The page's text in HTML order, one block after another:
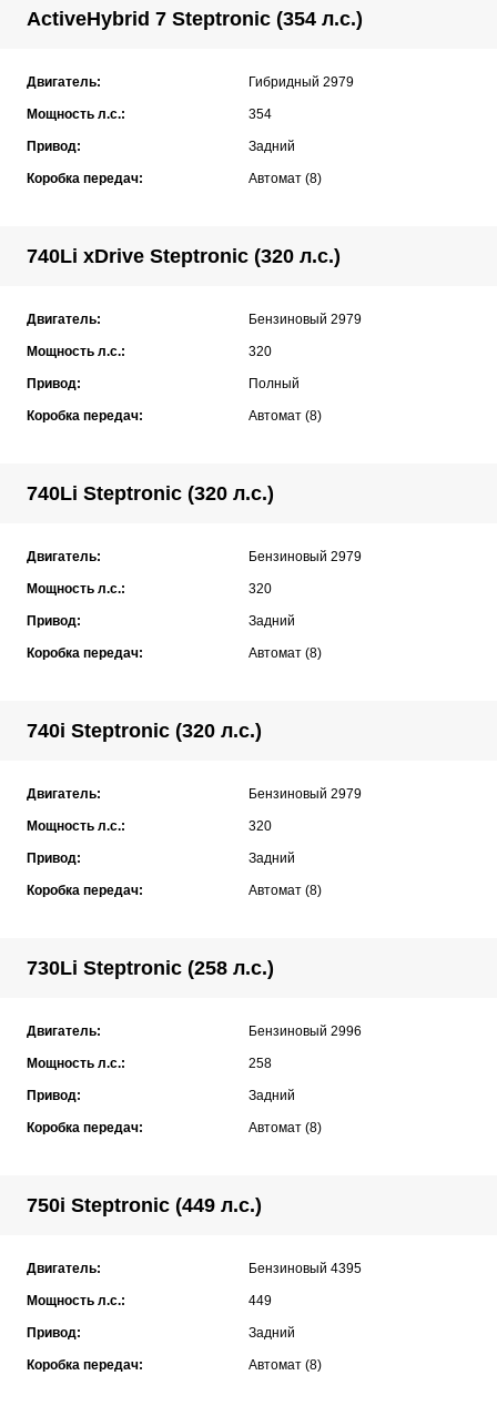
ActiveHybrid 7 Steptronic (354 л.с.)
Двигатель: Гибридный 2979
Мощность л.с.: 354
Привод: Задний
Коробка передач: Автомат (8)
740Li xDrive Steptronic (320 л.с.)
Двигатель: Бензиновый 2979
Мощность л.с.: 320
Привод: Полный
Коробка передач: Автомат (8)
740Li Steptronic (320 л.с.)
Двигатель: Бензиновый 2979
Мощность л.с.: 320
Привод: Задний
Коробка передач: Автомат (8)
740i Steptronic (320 л.с.)
Двигатель: Бензиновый 2979
Мощность л.с.: 320
Привод: Задний
Коробка передач: Автомат (8)
730Li Steptronic (258 л.с.)
Двигатель: Бензиновый 2996
Мощность л.с.: 258
Привод: Задний
Коробка передач: Автомат (8)
750i Steptronic (449 л.с.)
Двигатель: Бензиновый 4395
Мощность л.с.: 449
Привод: Задний
Коробка передач: Автомат (8)